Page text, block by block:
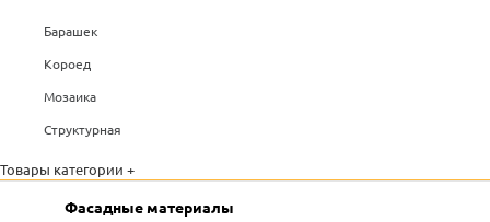
Барашек
Короед
Мозаика
Структурная
Товары категории +
Фасадные материалы